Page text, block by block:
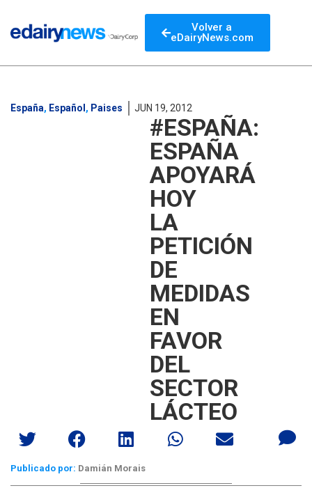
Volver a
eDairyNews.com
España, Español , Paises JUN 19, 2012
#ESPAÑA:
ESPAÑA
APOYARÁ
HOY
LA
PETICIÓN
DE
MEDIDAS
EN
FAVOR
DEL
SECTOR
LÁCTEO
Publicado por: Damián Morais